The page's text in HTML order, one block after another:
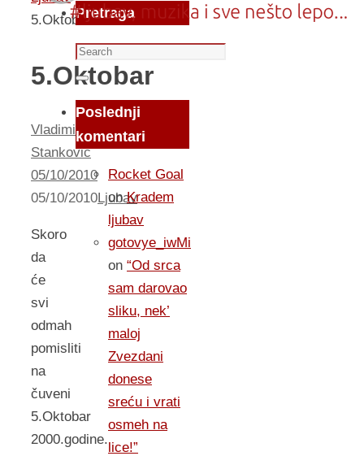
5.Oktobar
5.Oktobar
Vladimir
Stankovic
05/10/2010
05/10/2010Ljubav
Skoro
da
će
svi
odmah
pomisliti
na
čuveni
5.Oktobar
2000.godine.
Pretraga
Search
for:
Search
Poslednji
komentari
Rocket Goal
onKradem
ljubav
gotovye_iwMi
on “Od srca
sam darovao
sliku, nek’
maloj
Zvezdani
donese
sreću i vrati
osmeh na
lice!”